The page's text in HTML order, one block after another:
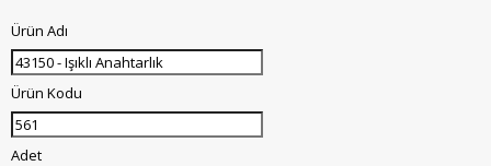
Ürün Adı
Ürün Kodu
Adet